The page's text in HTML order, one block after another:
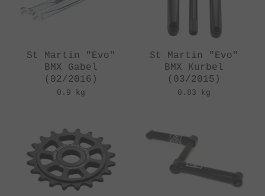
St Martin "Evo"
BMX Gabel
(02/2016)
0.9 kg
St Martin "Evo"
BMX Kurbel
(03/2015)
0.83 kg